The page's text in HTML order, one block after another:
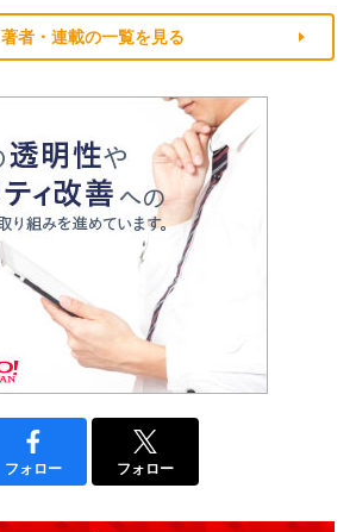
著者・連載の一覧を見る
フォロー フォロー